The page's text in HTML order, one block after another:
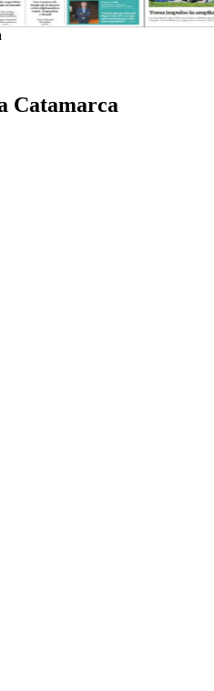
Catamarca